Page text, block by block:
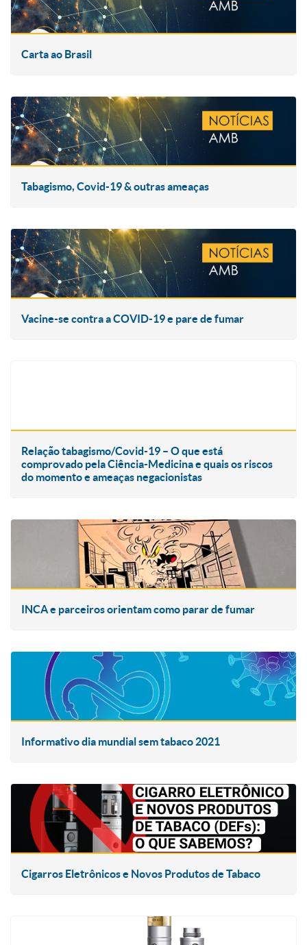
Carta ao Brasil
Tabagismo, Covid-19 & outras ameaças
Vacine-se contra a COVID-19 e pare de fumar
Relação tabagismo/Covid-19 – O que está
comprovado pela Ciência-Medicina e quais os riscos
do momento e ameaças negacionistas
INCA e parceiros orientam como parar de fumar
Informativo dia mundial sem tabaco 2021
Cigarros Eletrônicos e Novos Produtos de Tabaco